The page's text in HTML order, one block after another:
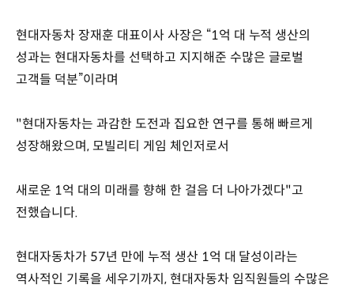
현대자동차 장재훈 대표이사 사장은 “1억 대 누적 생산의
성과는 현대자동차를 선택하고 지지해준 수많은 글로벌
고객들 덕분”이라며
"현대자동차는 과감한 도전과 집요한 연구를 통해 빠르게
성장해왔으며, 모빌리티 게임 체인저로서
새로운 1억 대의 미래를 향해 한 걸음 더 나아가겠다"고
전했습니다.
현대자동차가 57년 만에 누적 생산 1억 대 달성이라는
역사적인 기록을 세우기까지, 현대자동차 임직원들의 수많은